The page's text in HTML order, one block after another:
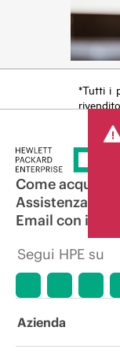
*Tutti i
costi,
e le
Come acquistare
Assistenza per
Email con il
Segui HPE su
Azienda